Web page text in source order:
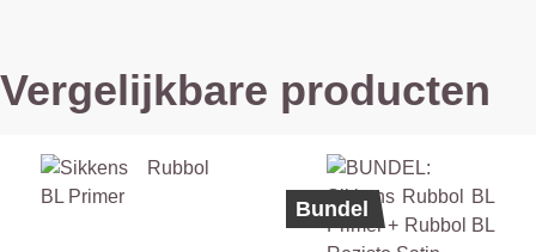
Vergelijkbare producten
Bundel